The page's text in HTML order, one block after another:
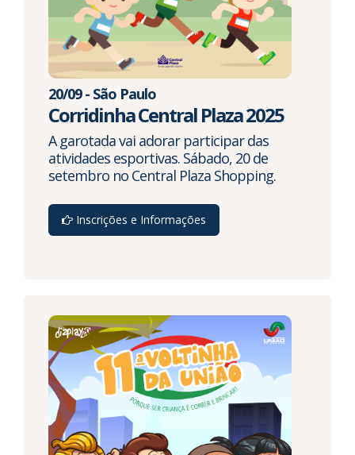
20/09 - São Paulo
Corridinha Central Plaza 2025
A garotada vai adorar participar das
atividades esportivas. Sábado, 20 de
setembro no Central Plaza Shopping.
Inscrições e Informações